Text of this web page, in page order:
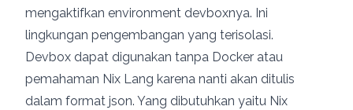
mengaktifkan environment devboxnya. Ini
lingkungan pengembangan yang terisolasi.
Devbox dapat digunakan tanpa Docker atau
pemahaman Nix Lang karena nanti akan ditulis
dalam format json. Yang dibutuhkan yaitu Nix